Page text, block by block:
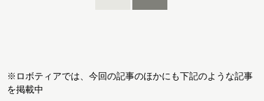
※ロボティアでは、今回の記事のほかにも下記のような記事
を掲載中